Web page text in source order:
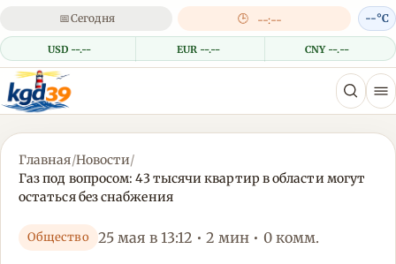
📅Сегодня 🕒 --:--
USD --.-- EUR --.-- CNY --.--
--°C
Главная/Новости/
Газ под вопросом: 43 тысячи квартир в области могут
остаться без снабжения
Общество 25 мая в 13:12 • 2 мин • 0 комм.